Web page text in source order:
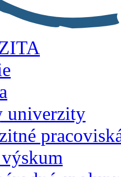
univerzity